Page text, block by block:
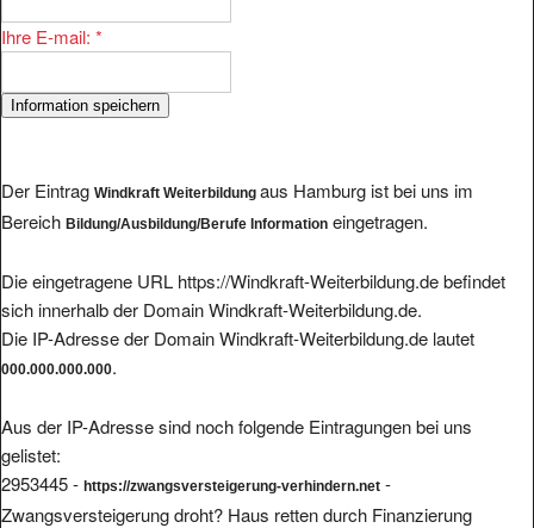
Ihre E-mail: *
Der Eintrag Windkraft Weiterbildung aus Hamburg ist bei uns im
Bereich Bildung/Ausbildung/Berufe Information eingetragen.
Die eingetragene URL https://Windkraft-Weiterbildung.de befindet
sich innerhalb der Domain Windkraft-Weiterbildung.de.
Die IP-Adresse der Domain Windkraft-Weiterbildung.de lautet
000.000.000.000.
Aus der IP-Adresse sind noch folgende Eintragungen bei uns
gelistet:
2953445 - https://zwangsversteigerung-verhindern.net -
Zwangsversteigerung droht? Haus retten durch Finanzierung